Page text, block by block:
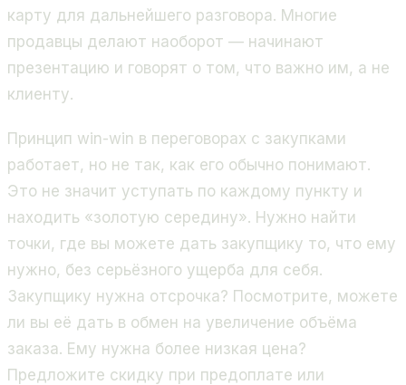
карту для дальнейшего разговора. Многие
продавцы делают наоборот — начинают
презентацию и говорят о том, что важно им, а не
клиенту.
Принцип win-win в переговорах с закупками
работает, но не так, как его обычно понимают.
Это не значит уступать по каждому пункту и
находить «золотую середину». Нужно найти
точки, где вы можете дать закупщику то, что ему
нужно, без серьёзного ущерба для себя.
Закупщику нужна отсрочка? Посмотрите, можете
ли вы её дать в обмен на увеличение объёма
заказа. Ему нужна более низкая цена?
Предложите скидку при предоплате или